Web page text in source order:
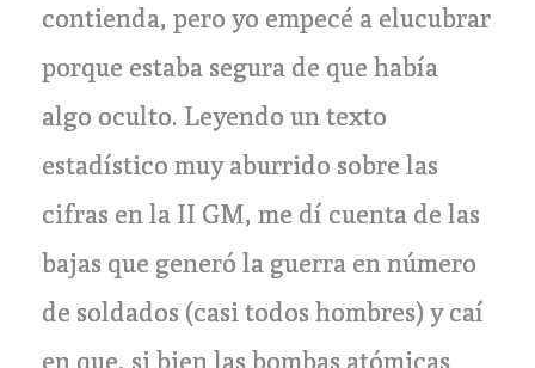
contienda, pero yo empecé a elucubrar
porque estaba segura de que había
algo oculto. Leyendo un texto
estadístico muy aburrido sobre las
cifras en la II GM, me dí cuenta de las
bajas que generó la guerra en número
de soldados (casi todos hombres) y caí
en que, si bien las bombas atómicas